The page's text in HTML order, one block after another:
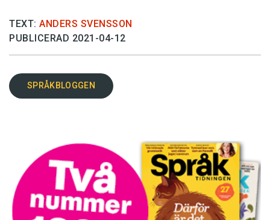
TEXT: ANDERS SVENSSON
PUBLICERAD 2021-04-12
SPRÅKBLOGGEN